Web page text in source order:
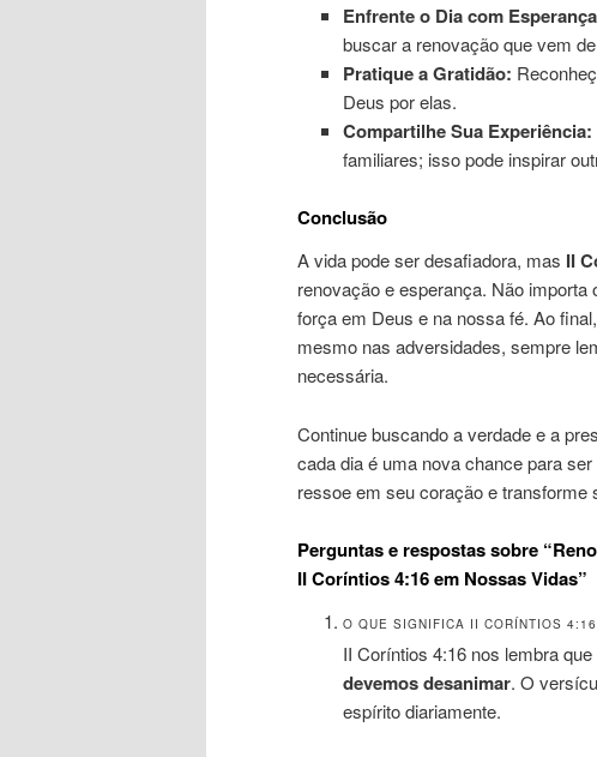
Enfrente o Dia com
buscar a renovação que vem
Pratique a Gratidão:
Deus por elas.
Compartilhe Sua Experiência:
familiares; isso pode inspirar
Conclusão
A vida pode ser desafiadora, mas II
renovação e esperança. Não
força em Deus e na nossa fé. Ao
mesmo nas adversidades, sempre
necessária.
Continue buscando a verdade e a
cada dia é uma nova chance para
ressoe em seu coração e transforme
Perguntas e respostas sobre
II Coríntios 4:16 em Nossas Vidas”
O QUE SIGNIFICA II CORÍNTIOS
II Coríntios 4:16 nos lembra que
devemos desanimar. O
espírito diariamente.